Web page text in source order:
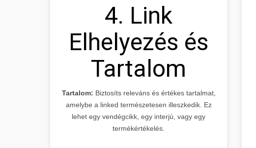
4. Link
Elhelyezés és
Tartalom
Tartalom: Biztosíts releváns és értékes tartalmat,
amelybe a linked természetesen illeszkedik. Ez
lehet egy vendégcikk, egy interjú, vagy egy
termékértékelés.